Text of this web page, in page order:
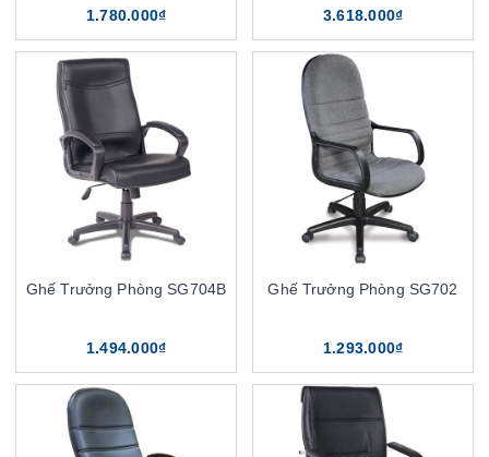
1.780.000₫ 3.618.000₫
Ghế Trưởng Phòng SG704B
1.494.000₫
Ghế Trưởng Phòng SG702
1.293.000₫